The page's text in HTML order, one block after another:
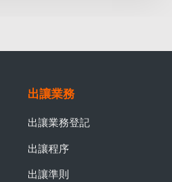
出讓業務
出讓業務登記
出讓程序
出讓準則